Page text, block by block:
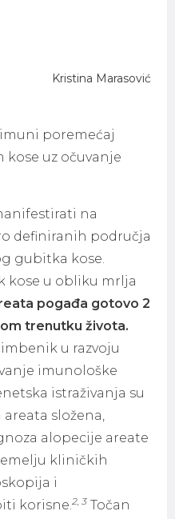
Kristina Marasović
poremećaj
uz očuvanje
na
definiranih područja
gubitka kose.
kose u obliku mrlja
pogađa gotovo 2
trenutku života.
u razvoju
imunološke
istraživanja su
složena,
alopecije areate
kliničkih
i
korisne.2, 3 Točan